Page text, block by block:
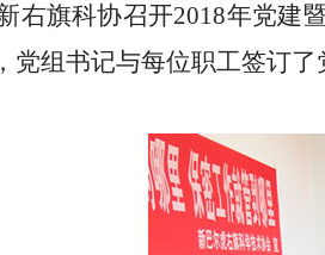
右旗科协召开2018年党建
党组书记与每位职工签订